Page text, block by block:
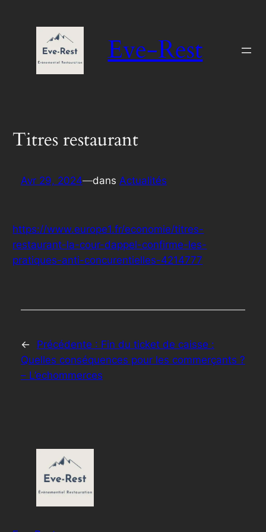
Eve-Rest
Titres restaurant
Avr 29, 2024—dans Actualités
https://www.europe1.fr/economie/titres-
restaurant-la-cour-dappel-confirme-les-
pratiques-anti-concurentielles-4214777
← Précédente : Fin du ticket de caisse :
Quelles conséquences pour les commerçants ?
– L’echommerces